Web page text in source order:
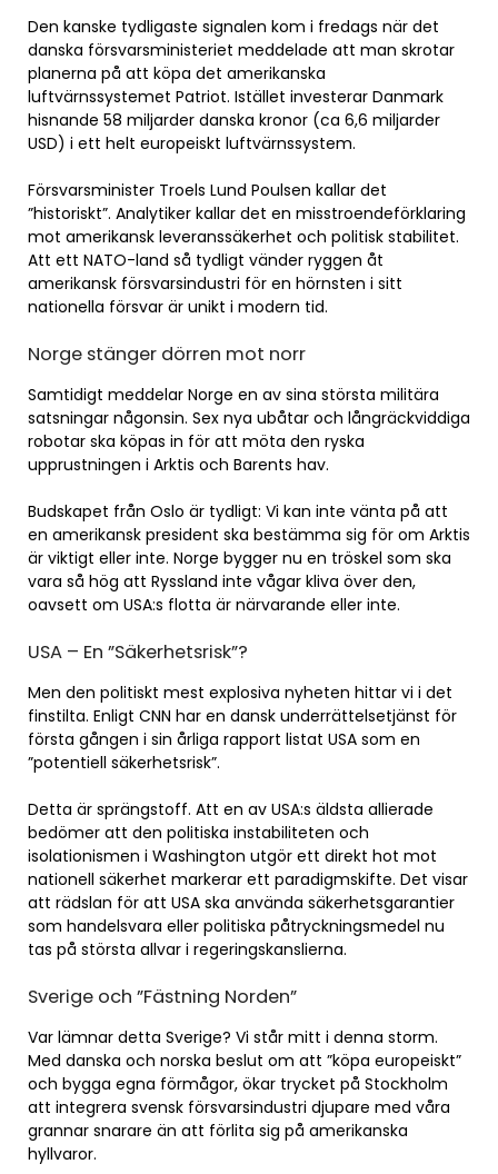
Den kanske tydligaste signalen kom i fredags när det
danska försvarsministeriet meddelade att man skrotar
planerna på att köpa det amerikanska
luftvärnssystemet Patriot. Istället investerar Danmark
hisnande 58 miljarder danska kronor (ca 6,6 miljarder
USD) i ett helt europeiskt luftvärnssystem.
Försvarsminister Troels Lund Poulsen kallar det
”historiskt”. Analytiker kallar det en misstroendeförklaring
mot amerikansk leveranssäkerhet och politisk stabilitet.
Att ett NATO-land så tydligt vänder ryggen åt
amerikansk försvarsindustri för en hörnsten i sitt
nationella försvar är unikt i modern tid.
Norge stänger dörren mot norr
Samtidigt meddelar Norge en av sina största militära
satsningar någonsin. Sex nya ubåtar och långräckviddiga
robotar ska köpas in för att möta den ryska
upprustningen i Arktis och Barents hav.
Budskapet från Oslo är tydligt: Vi kan inte vänta på att
en amerikansk president ska bestämma sig för om Arktis
är viktigt eller inte. Norge bygger nu en tröskel som ska
vara så hög att Ryssland inte vågar kliva över den,
oavsett om USA:s flotta är närvarande eller inte.
USA – En ”Säkerhetsrisk”?
Men den politiskt mest explosiva nyheten hittar vi i det
finstilta. Enligt CNN har en dansk underrättelsetjänst för
första gången i sin årliga rapport listat USA som en
”potentiell säkerhetsrisk”.
Detta är sprängstoff. Att en av USA:s äldsta allierade
bedömer att den politiska instabiliteten och
isolationismen i Washington utgör ett direkt hot mot
nationell säkerhet markerar ett paradigmskifte. Det visar
att rädslan för att USA ska använda säkerhetsgarantier
som handelsvara eller politiska påtryckningsmedel nu
tas på största allvar i regeringskanslierna.
Sverige och ”Fästning Norden”
Var lämnar detta Sverige? Vi står mitt i denna storm.
Med danska och norska beslut om att ”köpa europeiskt”
och bygga egna förmågor, ökar trycket på Stockholm
att integrera svensk försvarsindustri djupare med våra
grannar snarare än att förlita sig på amerikanska
hyllvaror.